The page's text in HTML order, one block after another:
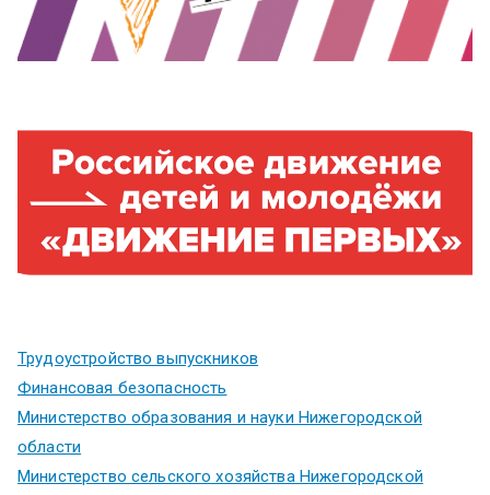
Трудоустройство выпускников
Финансовая безопасность
Министерство образования и науки Нижегородской
области
Министерство сельского хозяйства Нижегородской